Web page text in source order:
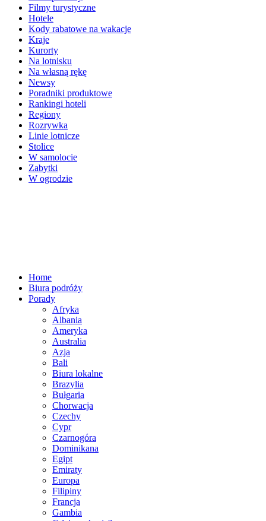
Filmy turystyczne
Hotele
Kody rabatowe na wakacje
Kraje
Kurorty
Na lotnisku
Na własną rękę
Newsy
Poradniki produktowe
Rankingi hoteli
Regiony
Rozrywka
Linie lotnicze
Stolice
W samolocie
Zabytki
W ogrodzie
Home
Biura podróży
Porady
Afryka
Albania
Ameryka
Australia
Azja
Bali
Biura lokalne
Brazylia
Bułgaria
Chorwacja
Czechy
Cypr
Czarnogóra
Dominikana
Egipt
Emiraty
Europa
Filipiny
Francja
Gambia